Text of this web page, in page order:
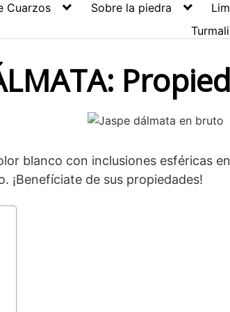
Cuarzos Sobre la piedra
blanco con inclusiones esféricas
¡Benefíciate de sus propiedades!